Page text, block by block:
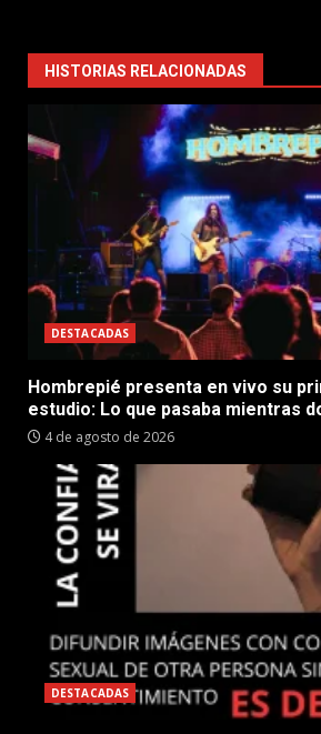
HISTORIAS RELACIONADAS
DESTACADAS
Hombrepié presenta en vivo su
estudio: Lo que pasaba mientras
4 de agosto de 2026
DESTACADAS